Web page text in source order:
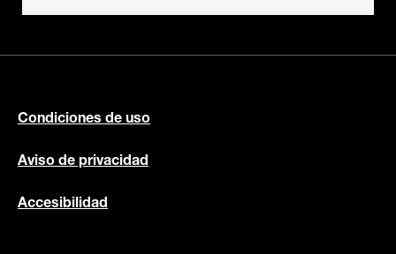
Condiciones de uso
Aviso de privacidad
Accesibilidad